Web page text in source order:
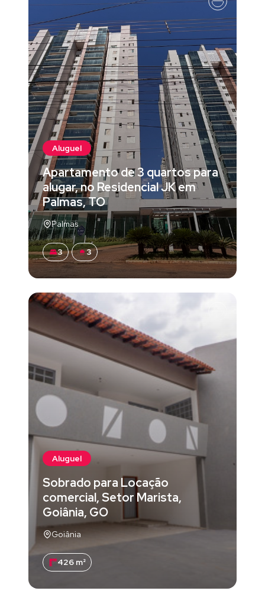
Aluguel
Apartamento de 3 quartos para
alugar, no Residencial JK em
Palmas, TO
Palmas
3 3
Aluguel
Sobrado para Locação
comercial, Setor Marista,
Goiânia, GO
Goiânia
426 m²